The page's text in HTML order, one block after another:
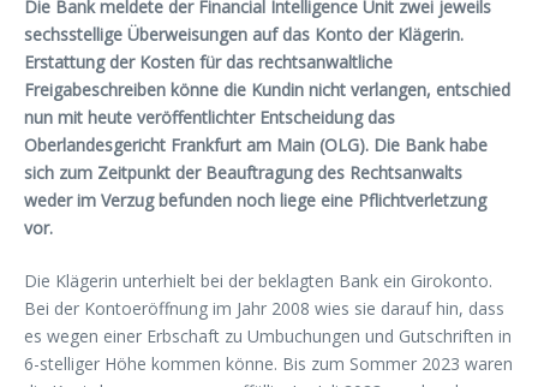
Die Bank meldete der Financial Intelligence Unit zwei jeweils
sechsstellige Überweisungen auf das Konto der Klägerin.
Erstattung der Kosten für das rechtsanwaltliche
Freigabeschreiben könne die Kundin nicht verlangen, entschied
nun mit heute veröffentlichter Entscheidung das
Oberlandesgericht Frankfurt am Main (OLG). Die Bank habe
sich zum Zeitpunkt der Beauftragung des Rechtsanwalts
weder im Verzug befunden noch liege eine Pflichtverletzung
vor.
Die Klägerin unterhielt bei der beklagten Bank ein Girokonto.
Bei der Kontoeröffnung im Jahr 2008 wies sie darauf hin, dass
es wegen einer Erbschaft zu Umbuchungen und Gutschriften in
6-stelliger Höhe kommen könne. Bis zum Sommer 2023 waren